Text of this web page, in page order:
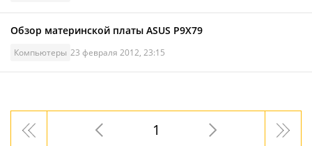
Обзор материнской платы ASUS P9X79
Компьютеры 23 февраля 2012, 23:15
1